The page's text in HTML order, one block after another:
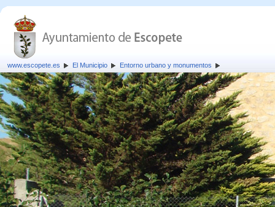
www.escopete.es El Municipio Entorno urbano y monumentos